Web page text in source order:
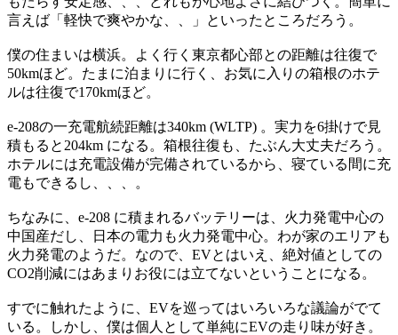
言えば「軽快で爽やかな、、」といったところだろう。
僕の住まいは横浜。よく行く東京都心部との距離は往復で
50kmほど。たまに泊まりに行く、お気に入りの箱根のホテ
ルは往復で170kmほど。
e-208の一充電航続距離は340km (WLTP) 。実力を6掛けで見
積もると204km になる。箱根往復も、たぶん大丈夫だろう。
ホテルには充電設備が完備されているから、寝ている間に充
電もできるし、、、。
ちなみに、e-208 に積まれるバッテリーは、火力発電中心の
中国産だし、日本の電力も火力発電中心。わが家のエリアも
火力発電のようだ。なので、EVとはいえ、絶対値としての
CO2削減にはあまりお役には立てないということになる。
すでに触れたように、EVを巡ってはいろいろな議論がでて
いる。しかし、僕は個人として単純にEVの走り味が好き。